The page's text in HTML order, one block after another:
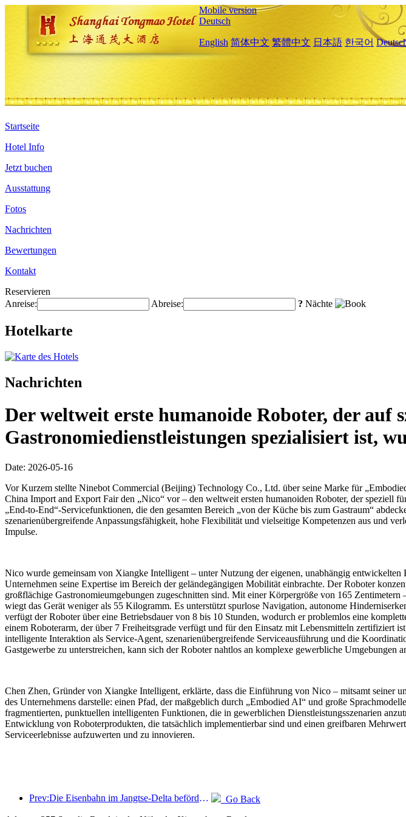
Mobile version
Deutsch
English 简体中文 繁體中文 日本語 한국어
Startseite
Hotel Info
Jetzt buchen
Ausstattung
Fotos
Nachrichten
Bewertungen
Kontakt
Reservieren
Anreise:
Abreise: ? Nächte
Hotelkarte
Nachrichten
Der weltweit erste humanoide Roboter, der auf
Gastronomiedienstleistungen spezialisiert ist,
Date: 2026-05-16
Vor Kurzem stellte Ninebot Commercial (Beijing) Technology Co., Ltd. über seine Marke für
China Import and Export Fair den „Nico“ vor – den weltweit ersten humanoiden Roboter, der speziell
„End-to-End“-Servicefunktionen, die den gesamten Bereich „von der Küche bis zum Gastraum“
szenarienübergreifende Anpassungsfähigkeit, hohe Flexibilität und vielseitige Kompetenzen aus und
Impulse.
Nico wurde gemeinsam von Xiangke Intelligent – unter Nutzung der eigenen, unabhängig
Unternehmen seine Expertise im Bereich der geländegängigen Mobilität einbrachte. Der Roboter
großflächige Gastronomieumgebungen zugeschnitten sind. Mit einer Körpergröße von 165
wiegt das Gerät weniger als 55 Kilogramm. Es unterstützt spurlose Navigation, autonome
verfügt der Roboter über eine Betriebsdauer von 8 bis 10 Stunden, wodurch er problemlos eine
einem Roboterarm, der über 7 Freiheitsgrade verfügt und für den Einsatz mit Lebensmitteln zertifiziert
intelligente Interaktion als Service-Agent, szenarienübergreifende Serviceausführung und die
Gastgewerbe zu unterstreichen, kann sich der Roboter nahtlos an komplexe gewerbliche
Chen Zhen, Gründer von Xiangke Intelligent, erklärte, dass die Einführung von Nico – mitsamt seiner
des Unternehmens darstelle: einen Pfad, der maßgeblich durch „Embodied AI“ und große
fragmentierten, punktuellen intelligenten Funktionen, die in gewerblichen Dienstleistungsszenarien
Entwicklung von Roboterprodukten, die tatsächlich implementierbar sind und einen greifbaren
Serviceerlebnisse aufzuwerten und zu innovieren.
Prev:Die Eisenbahn im Jangtse-Delta beförderte während der Maifeiertage über 21,38 Millionen Fahrgäste.
Go Back